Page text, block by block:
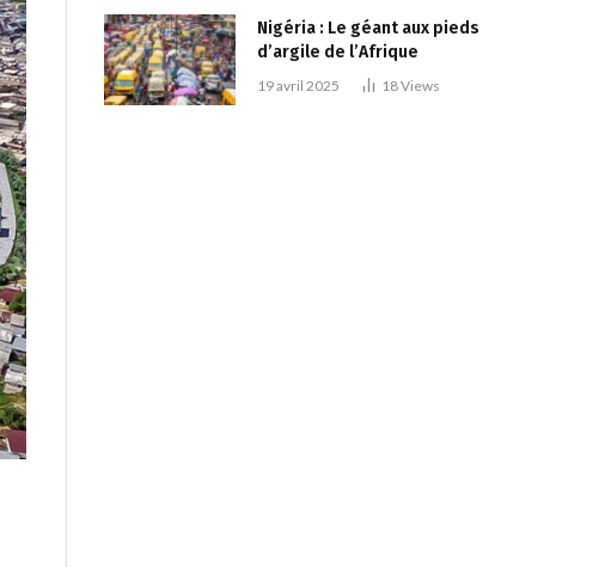
Nigéria : Le géant aux pieds
d’argile de l’Afrique
19 avril 2025 18Views